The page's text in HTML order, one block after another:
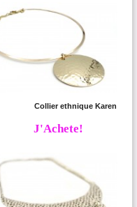
Collier ethnique Karen
J'Achete!